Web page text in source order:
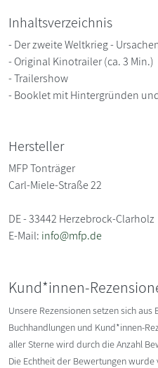
Inhaltsverzeichnis
- Der zweite Weltkrieg -
- Original Kinotrailer (ca. 3 Min.)
- Trailershow
- Booklet mit Hintergründen
Hersteller
MFP Tonträger
Carl-Miele-Straße 22
DE - 33442 Herzebrock-Clarholz
E-Mail: info@mfp.de
Kund*innen-
Unsere Rezensionen setzen sich
Buchhandlungen und Kund*innen-
aller Sterne wird durch die Anzahl
Die Echtheit der Bewertungen